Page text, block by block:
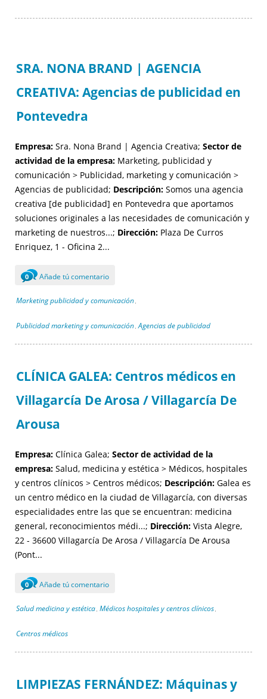
SRA. NONA BRAND | AGENCIA
CREATIVA: Agencias de publicidad en
Pontevedra
Empresa: Sra. Nona Brand | Agencia Creativa; Sector de
actividad de la empresa: Marketing, publicidad y
comunicación > Publicidad, marketing y comunicación >
Agencias de publicidad; Descripción: Somos una agencia
creativa [de publicidad] en Pontevedra que aportamos
soluciones originales a las necesidades de comunicación y
marketing de nuestros...; Dirección: Plaza De Curros
Enriquez, 1 - Oficina 2...
0 Añade tú comentario
Marketing publicidad y comunicación ,
Publicidad marketing y comunicación , Agencias de publicidad
CLÍNICA GALEA: Centros médicos en
Villagarcía De Arosa / Villagarcía De
Arousa
Empresa: Clínica Galea; Sector de actividad de la
empresa: Salud, medicina y estética > Médicos, hospitales
y centros clínicos > Centros médicos; Descripción: Galea es
un centro médico en la ciudad de Villagarcía, con diversas
especialidades entre las que se encuentran: medicina
general, reconocimientos médi...; Dirección: Vista Alegre,
22 - 36600 Villagarcía De Arosa / Villagarcía De Arousa
(Pont...
0 Añade tú comentario
Salud medicina y estética , Médicos hospitales y centros clínicos ,
Centros médicos
LIMPIEZAS FERNÁNDEZ: Máquinas y